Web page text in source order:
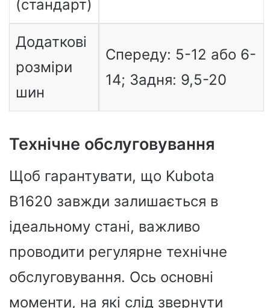
(стандарт)
Додаткові
розміри
шин
Спереду: 5-12 або 6-
14; Задня: 9,5-20
Технічне обслуговування
Щоб гарантувати, що Kubota
B1620 завжди залишається в
ідеальному стані, важливо
проводити регулярне технічне
обслуговування. Ось основні
моменти, на які слід звернути